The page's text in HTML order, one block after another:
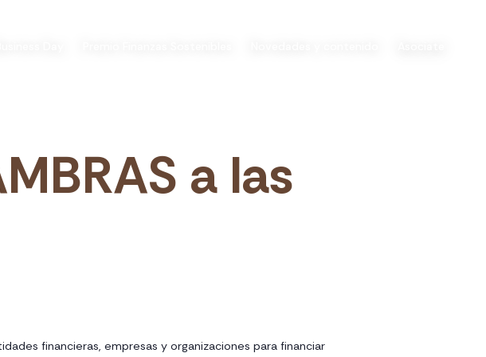
a las
financieras, empresas y organizaciones para financiar